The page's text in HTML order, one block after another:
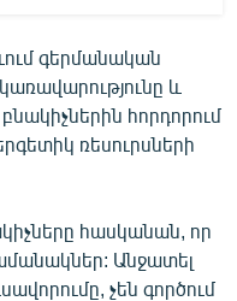
գերմանական
և
հորդորում
ռեսուրսների
հասկանան, որ
Անջատել
չեն գործում